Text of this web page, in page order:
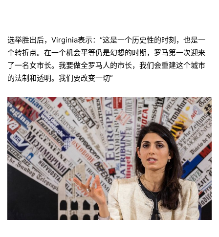
选举胜出后，Virginia表示：“这是一个历史性的时刻，也是一
个转折点。在一个机会平等仍是幻想的时期，罗马第一次迎来
了一名女市长。我要做全罗马人的市长，我们会重建这个城市
的法制和透明。我们要改变一切”